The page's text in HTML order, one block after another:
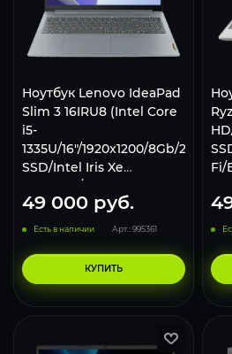
Ноутбук Lenovo IdeaPad
Slim 3 16IRU8 (Intel Core
i5-
1335U/16"/1920x1200/8Gb/256Gb
SSD/Intel Iris Xe
Graphics/w11p)
82X80004RK
49 000 руб.
Есть в наличии Арт.: 995361
КУПИТЬ
Fi/